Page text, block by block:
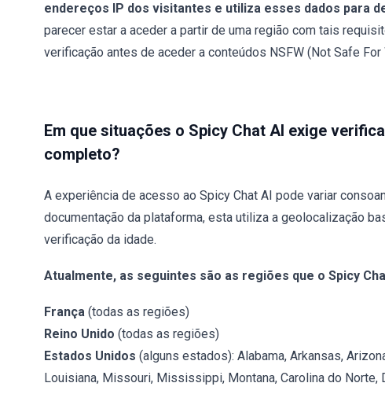
endereços IP dos visitantes e utiliza esses dados para
parecer estar a aceder a partir de uma região com tais
verificação antes de aceder a conteúdos NSFW (Not Safe For
Em que situações o Spicy Chat AI exige
completo?
A experiência de acesso ao Spicy Chat AI pode variar
documentação da plataforma, esta utiliza a geolocalização
verificação da idade.
Atualmente, as seguintes são as regiões que o Spicy
França (todas as regiões)
Reino Unido (todas as regiões)
Estados Unidos (alguns estados): Alabama, Arkansas,
Louisiana, Missouri, Mississippi, Montana, Carolina do Norte,